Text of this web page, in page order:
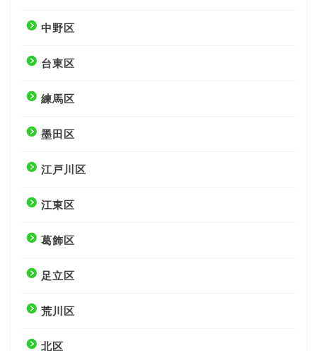
中野区
台東区
練馬区
墨田区
江戸川区
江東区
葛飾区
足立区
荒川区
北区